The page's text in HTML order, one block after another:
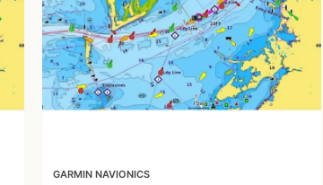
GARMIN NAVIONICS